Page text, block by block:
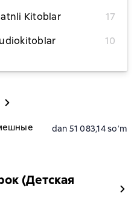
Kitoblar
17
10
о
dan 43 764,64 soʻm
dan 51 083,14 soʻm
(Детская